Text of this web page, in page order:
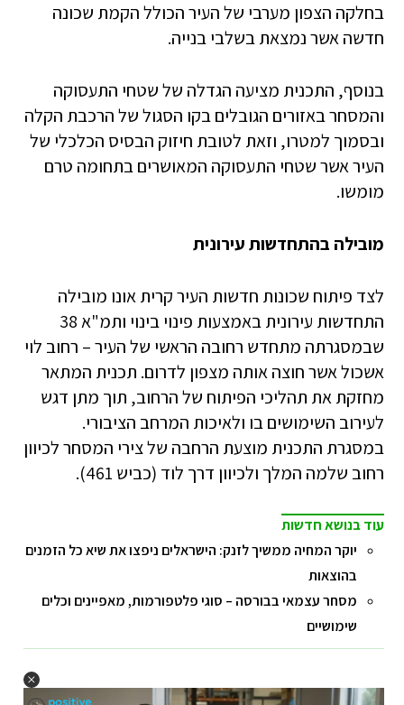
בחלקה הצפון מערבי של העיר הכולל הקמת שכונה
חדשה אשר נמצאת בשלבי בנייה.
בנוסף, התכנית מציעה הגדלה של שטחי התעסוקה
והמסחר באזורים הגובלים בקו הסגול של הרכבת הקלה
ובסמוך למטרו, וזאת לטובת חיזוק הבסיס הכלכלי של
העיר אשר שטחי התעסוקה המאושרים בתחומה טרם
מומשו.
מובילה בהתחדשות עירונית
לצד פיתוח שכונות חדשות העיר קרית אונו מובילה
התחדשות עירונית באמצעות פינוי בינוי ותמ"א 38
שבמסגרתה מתחדש רחובה הראשי של העיר – רחוב לוי
אשכול אשר חוצה אותה מצפון לדרום. תכנית המתאר
מחזקת את תהליכי הפיתוח של הרחוב, תוך מתן דגש
לעירוב השימושים בו ולאיכות המרחב הציבורי.
במסגרת התכנית מוצעת הרחבה של צירי המסחר לכיוון
רחוב שלמה המלך ולכיוון דרך לוד (כביש 461).
עוד בנושא חדשות
יוקר המחיה ממשיך לזנק: הישראלים ניפצו את שיא כל הזמנים
בהוצאות
מסחר עצמאי בבורסה – סוגי פלטפורמות, מאפיינים וכלים
שימושיים